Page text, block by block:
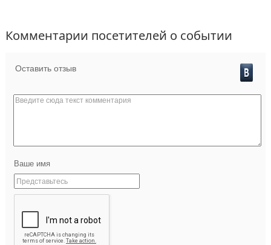
Комментарии посетителей о событии
Оставить отзыв
Ваше имя